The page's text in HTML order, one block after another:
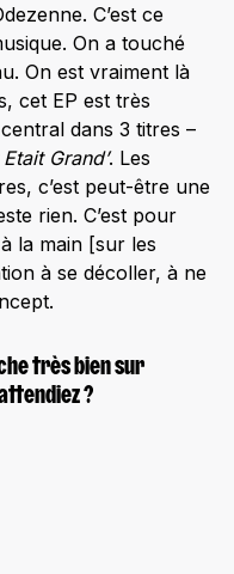
C’est ce
On a touché
On est vraiment là
cet EP est très
dans 3 titres –
Etait Grand’. Les
c’est peut-être une
rien. C’est pour
la main [sur les
à se décoller, à ne
très bien sur
?